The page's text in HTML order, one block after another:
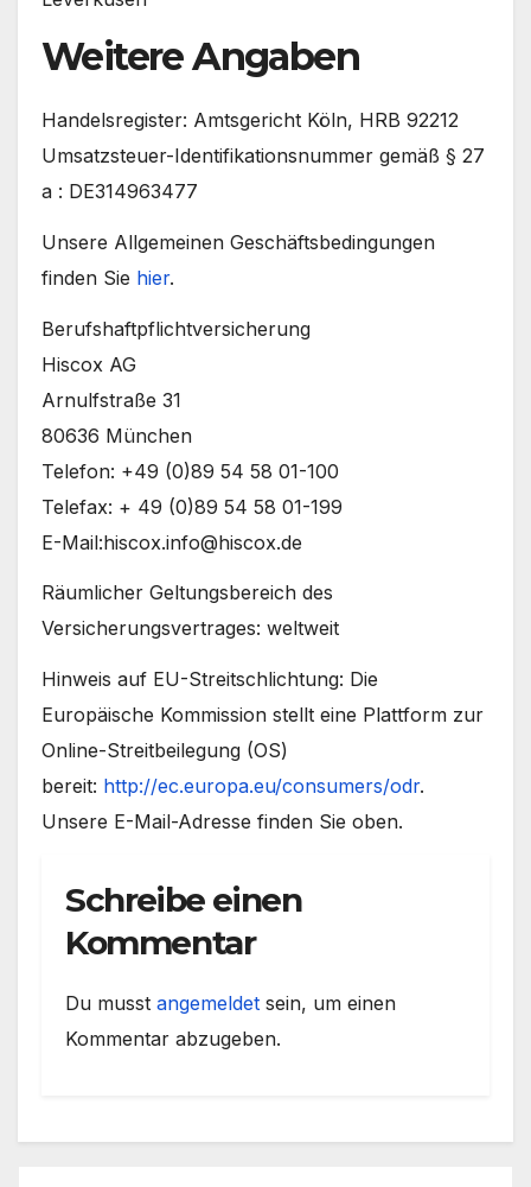
Weitere Angaben
Handelsregister: Amtsgericht Köln, HRB 92212
Umsatzsteuer-Identifikationsnummer gemäß § 27
a : DE314963477
Unsere Allgemeinen Geschäftsbedingungen
finden Sie hier.
Berufshaftpflichtversicherung
Hiscox AG
Arnulfstraße 31
80636 München
Telefon: +49 (0)89 54 58 01-100
Telefax: + 49 (0)89 54 58 01-199
E-Mail:hiscox.info@hiscox.de
Räumlicher Geltungsbereich des
Versicherungsvertrages: weltweit
Hinweis auf EU-Streitschlichtung: Die
Europäische Kommission stellt eine Plattform zur
Online-Streitbeilegung (OS)
bereit: http://ec.europa.eu/consumers/odr.
Unsere E-Mail-Adresse finden Sie oben.
Schreibe einen
Kommentar
Du musst angemeldet sein, um einen
Kommentar abzugeben.